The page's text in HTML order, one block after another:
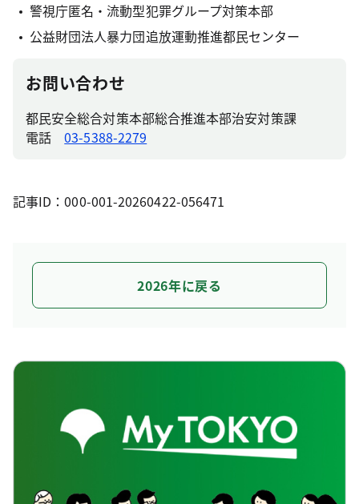
警視庁匿名・流動型犯罪グループ対策本部
公益財団法人暴力団追放運動推進都民センター
お問い合わせ
都民安全総合対策本部総合推進本部治安対策課
電話03-5388-2279
記事ID：000-001-20260422-056471
2026年に戻る